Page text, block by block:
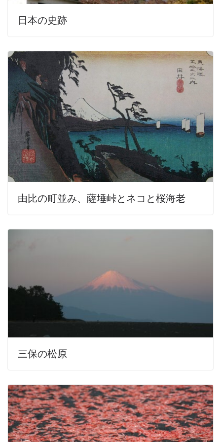
日本の史跡
由比の町並み、薩埵峠とネコと桜海老
三保の松原